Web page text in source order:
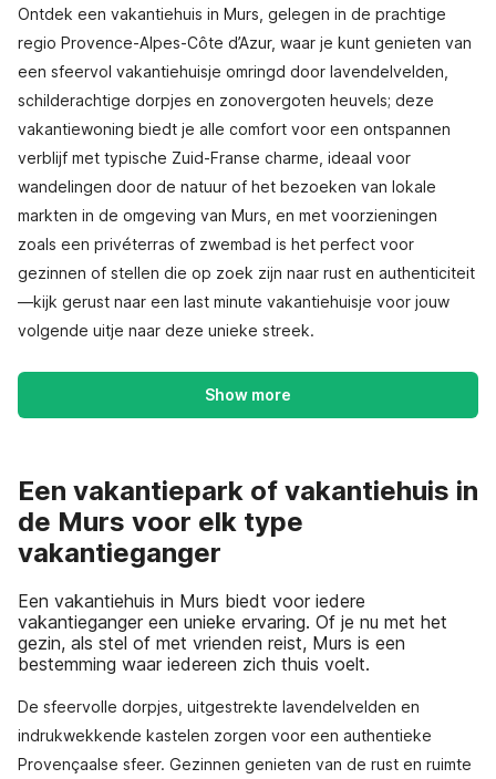
Ontdek een vakantiehuis in Murs, gelegen in de prachtige
regio Provence-Alpes-Côte d’Azur, waar je kunt genieten van
een sfeervol vakantiehuisje omringd door lavendelvelden,
schilderachtige dorpjes en zonovergoten heuvels; deze
vakantiewoning biedt je alle comfort voor een ontspannen
verblijf met typische Zuid-Franse charme, ideaal voor
wandelingen door de natuur of het bezoeken van lokale
markten in de omgeving van Murs, en met voorzieningen
zoals een privéterras of zwembad is het perfect voor
gezinnen of stellen die op zoek zijn naar rust en authenticiteit
—kijk gerust naar een last minute vakantiehuisje voor jouw
volgende uitje naar deze unieke streek.
Show more
Een vakantiepark of vakantiehuis in
de Murs voor elk type
vakantieganger
Een vakantiehuis in Murs biedt voor iedere
vakantieganger een unieke ervaring. Of je nu met het
gezin, als stel of met vrienden reist, Murs is een
bestemming waar iedereen zich thuis voelt.
De sfeervolle dorpjes, uitgestrekte lavendelvelden en
indrukwekkende kastelen zorgen voor een authentieke
Provençaalse sfeer. Gezinnen genieten van de rust en ruimte